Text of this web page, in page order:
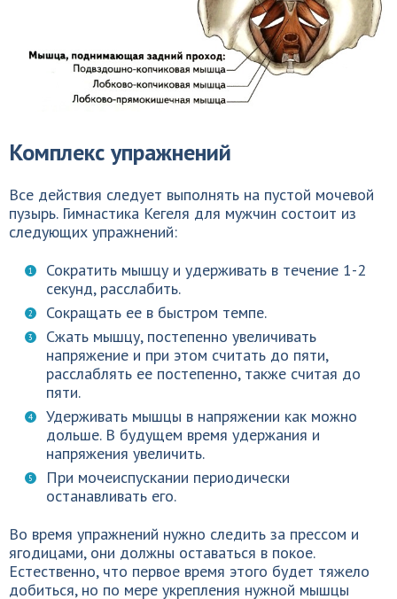
Комплекс упражнений
Все действия следует выполнять на пустой мочевой
пузырь. Гимнастика Кегеля для мужчин состоит из
следующих упражнений:
Сократить мышцу и удерживать в течение 1-2
секунд, расслабить.
Сокращать ее в быстром темпе.
Сжать мышцу, постепенно увеличивать
напряжение и при этом считать до пяти,
расслаблять ее постепенно, также считая до
пяти.
Удерживать мышцы в напряжении как можно
дольше. В будущем время удержания и
напряжения увеличить.
При мочеиспускании периодически
останавливать его.
Во время упражнений нужно следить за прессом и
ягодицами, они должны оставаться в покое.
Естественно, что первое время этого будет тяжело
добиться, но по мере укрепления нужной мышцы